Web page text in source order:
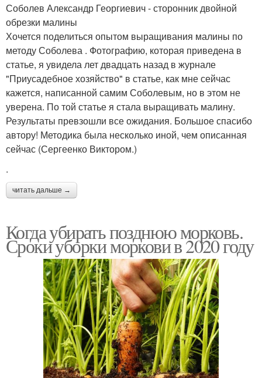
Соболев Александр Георгиевич - сторонник двойной
обрезки малины
Хочется поделиться опытом выращивания малины по
методу Соболева . Фотографию, которая приведена в
статье, я увидела лет двадцать назад в журнале
"Приусадебное хозяйство" в статье, как мне сейчас
кажется, написанной самим Соболевым, но в этом не
уверена. По той статье я стала выращивать малину.
Результаты превзошли все ожидания. Большое спасибо
автору! Методика была несколько иной, чем описанная
сейчас (Сергеенко Виктором.)
.
читать дальше →
Когда убирать позднюю морковь.
Сроки уборки моркови в 2020 году